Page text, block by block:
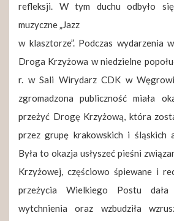
refleksji. W tym duchu odbyło
muzyczne „Jazz
w klasztorze”. Podczas wydarzenia
Droga Krzyżowa w niedzielne
r. w Sali Wirydarz CDK w
zgromadzona publiczność miała
przeżyć Drogę Krzyżową, która
przez grupę krakowskich i
Była to okazja usłyszeć pieśni
Krzyżowej, częściowo śpiewane i
przeżycia Wielkiego Postu
wytchnienia oraz wzbudziła